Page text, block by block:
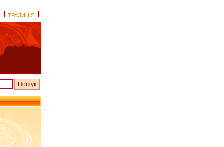
ТРАДИЦІЯ